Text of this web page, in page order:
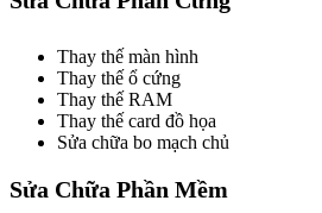
Thay thế màn hình
Thay thế ổ cứng
Thay thế RAM
Thay thế card đồ họa
Sửa chữa bo mạch chủ
Sửa Chữa Phần Mềm